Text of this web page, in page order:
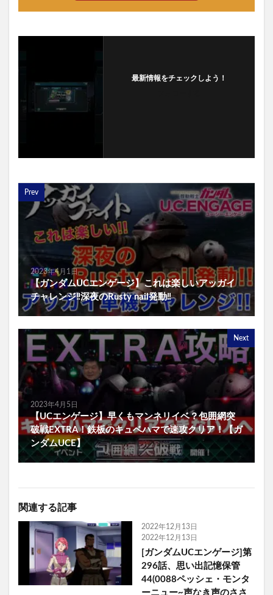
最新情報をチェックしよう！
Prev
2023年4月1日
【ガンダムUCエンゲージ】これは楽しいアッガイ
チャレンジ‼️深夜のRusty nail発動‼️
Next
2023年4月5日
【UCエンゲージ】早くもマンネリイベ？包囲網突
破戦EXTRA！鉄板のキュベハマで速攻クリア！【ガ
ンダムUCE】
関連する記事
2022年12月13日
2022年12月13日
[ガンダムUCエンゲージ]第
296話、思い出記憶保管
44(0088ペッシェ・モンタ
ーニュー~声なき声のささ